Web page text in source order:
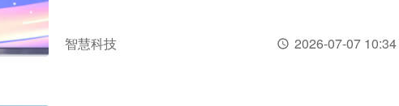
智慧科技 2026-07-07 10:34